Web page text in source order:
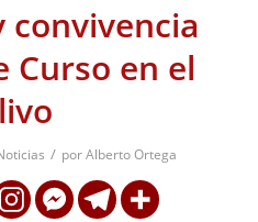
convivencia
Curso en el
/ porAlberto Ortega